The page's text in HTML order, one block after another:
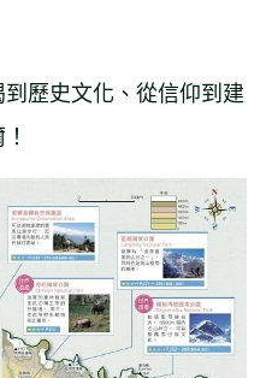
歷史文化、從信仰到建